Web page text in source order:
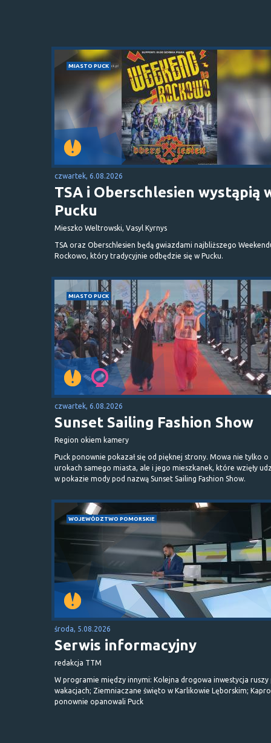
MIASTO PUCK
czwartek, 6.08.2026
TSA i Oberschlesien wystąpią
Pucku
Mieszko Weltrowski, Vasyl Kyrnys
TSA oraz Oberschlesien będą gwiazdami najbliższego
Rockowo, który tradycyjnie odbędzie się w Pucku.
MIASTO PUCK
czwartek, 6.08.2026
Sunset Sailing Fashion Show
Region okiem kamery
Puck ponownie pokazał się od pięknej strony. Mowa nie tylko o
urokach samego miasta, ale i jego mieszkanek, które wzięły
w pokazie mody pod nazwą Sunset Sailing Fashion Show.
WOJEWÓDZTWO POMORSKIE
środa, 5.08.2026
Serwis informacyjny
redakcja TTM
W programie między innymi: Kolejna drogowa inwestycja ruszy
wakacjach; Ziemniaczane święto w Karlikowie Lęborskim;
ponownie opanowali Puck